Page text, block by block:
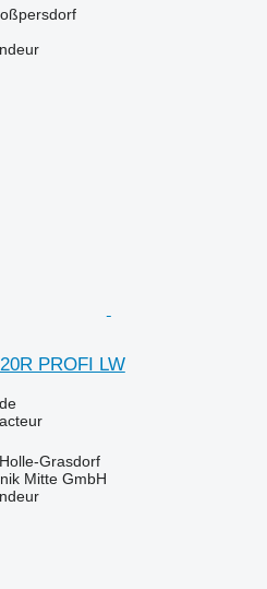
PROFI LW
Grasdorf
Mitte GmbH